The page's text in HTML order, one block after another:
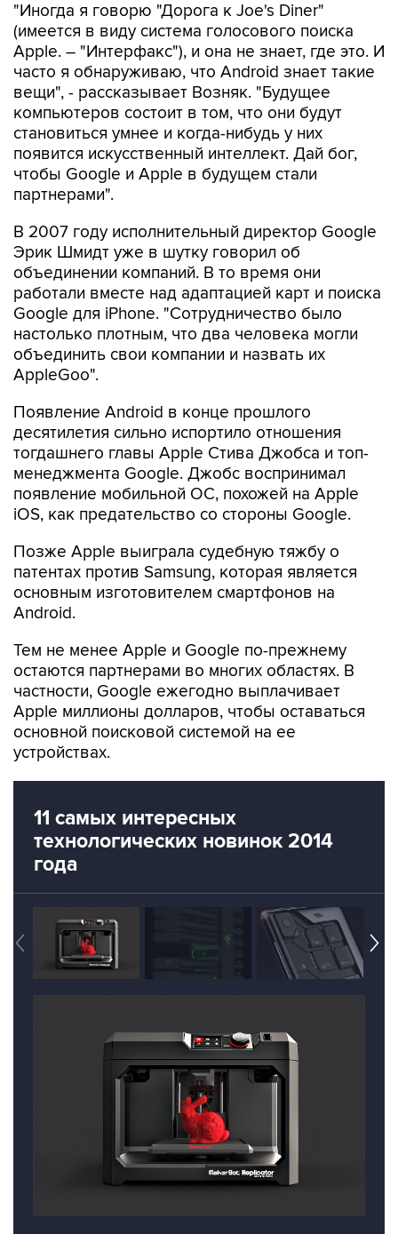
"Иногда я говорю "Дорога к Joe's Diner"
(имеется в виду система голосового поиска
Apple. – "Интерфакс"), и она не знает, где это. И
часто я обнаруживаю, что Android знает такие
вещи", - рассказывает Возняк. "Будущее
компьютеров состоит в том, что они будут
становиться умнее и когда-нибудь у них
появится искусственный интеллект. Дай бог,
чтобы Google и Apple в будущем стали
партнерами".
В 2007 году исполнительный директор Google
Эрик Шмидт уже в шутку говорил об
объединении компаний. В то время они
работали вместе над адаптацией карт и поиска
Google для iPhone. "Сотрудничество было
настолько плотным, что два человека могли
объединить свои компании и назвать их
AppleGoo".
Появление Android в конце прошлого
десятилетия сильно испортило отношения
тогдашнего главы Apple Стива Джобса и топ-
менеджмента Google. Джобс воспринимал
появление мобильной ОС, похожей на Apple
iOS, как предательство со стороны Google.
Позже Apple выиграла судебную тяжбу о
патентах против Samsung, которая является
основным изготовителем смартфонов на
Android.
Тем не менее Apple и Google по-прежнему
остаются партнерами во многих областях. В
частности, Google ежегодно выплачивает
Apple миллионы долларов, чтобы оставаться
основной поисковой системой на ее
устройствах.
11 самых интересных
технологических новинок 2014
года